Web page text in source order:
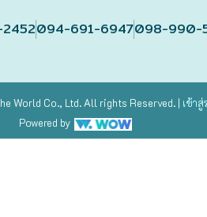
094-691-6947098-990-
World Co., Ltd. All rights Reserved. | เข้าสู่
Powered by